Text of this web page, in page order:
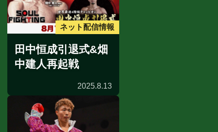
ネット配信情報
田中恒成引退式&畑
中建人再起戦
2025.8.13